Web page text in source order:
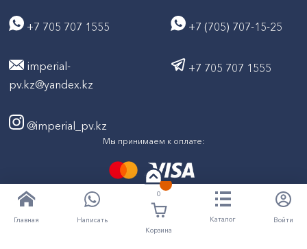
Главная Написать
0
Корзина
Каталог Войти
+7 705 707 1555 +7 (705) 707-15-25
imperial-
pv.kz@yandex.kz
+7 705 707 1555
@imperial_pv.kz
Мы принимаем к оплате:
Все права защищены © ТД "Империал" 2020- 2026